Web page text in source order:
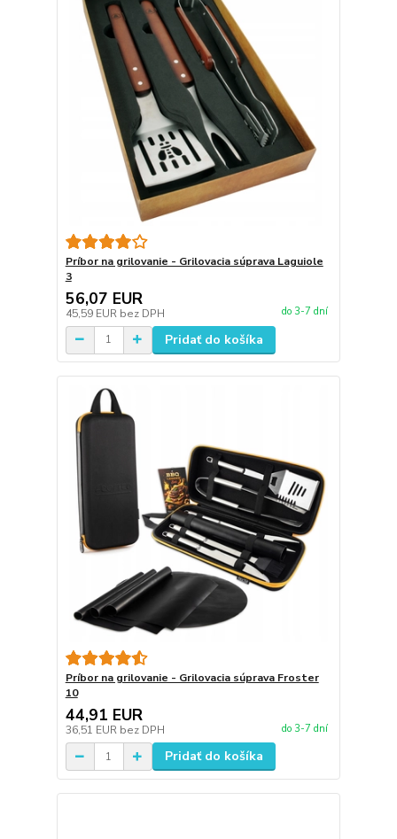
Príbor na grilovanie - Grilovacia súprava Laguiole
3
56,07 EUR
45,59 EUR bez DPH do 3-7 dní
Pridať do košíka
Príbor na grilovanie - Grilovacia súprava Froster
10
44,91 EUR
36,51 EUR bez DPH do 3-7 dní
Pridať do košíka